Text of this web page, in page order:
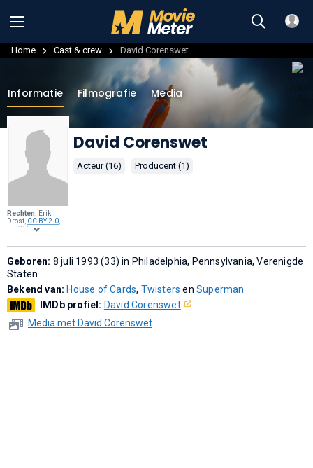
Home Cast & crew David Corenswet
Rechten: Erik
Drost, CC BY 2.0,
via Wikimedia
Informatie Filmografie Media
David Corenswet
Acteur (16) Producent (1)
Geboren: 8 juli 1993 (33) in Philadelphia, Pennsylvania, Verenigde
Staten
Bekend van: House of Cards, Twisters enSuperman
IMDb profiel: David Corenswet
Media met David Corenswet